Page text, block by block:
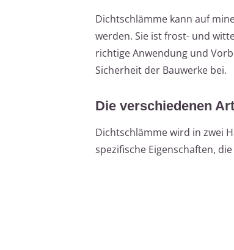
Dichtschlämme kann auf
werden. Sie ist frost- und
richtige Anwendung und
Sicherheit der Bauwerke bei.
Die verschiedenen
Dichtschlämme wird in zwei
spezifische Eigenschaften,